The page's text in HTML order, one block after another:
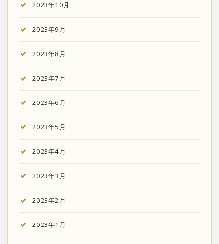
2023年10月
2023年9月
2023年8月
2023年7月
2023年6月
2023年5月
2023年4月
2023年3月
2023年2月
2023年1月